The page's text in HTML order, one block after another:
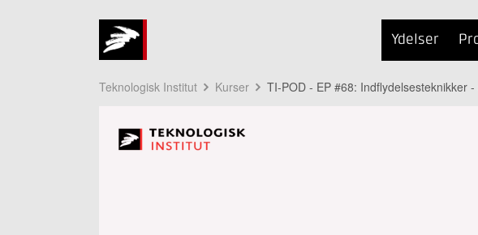
Ydelser
Teknologisk Institut Kurser TI-POD - EP #68: Indflydelsesteknikker